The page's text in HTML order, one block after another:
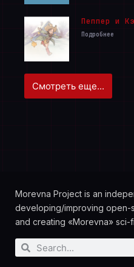
Пеппер и
Подробнее
Смотреть еще...
Morevna Project is an
developing/improving open-
and creating «Morevna» sci-